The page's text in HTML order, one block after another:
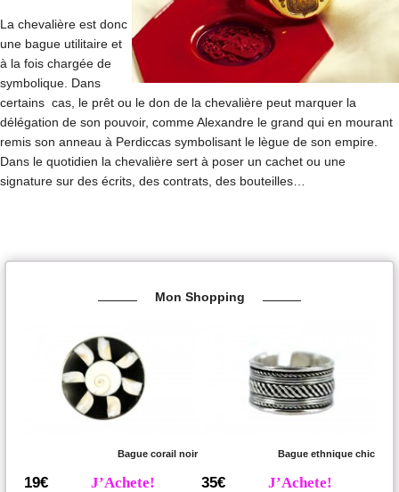
La chevalière est donc
une bague utilitaire et
à la fois chargée de
symbolique. Dans
certains cas, le prêt ou le don de la chevalière peut marquer la
délégation de son pouvoir, comme Alexandre le grand qui en mourant
remis son anneau à Perdiccas symbolisant le lègue de son empire.
Dans le quotidien la chevalière sert à poser un cachet ou une
signature sur des écrits, des contrats, des bouteilles…
Mon Shopping
Bague corail noir
19€ J’Achete!
Bague ethnique chic
35€ J’Achete!